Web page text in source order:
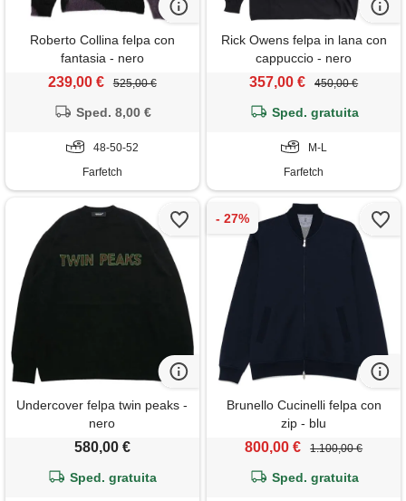
Roberto Collina felpa con
fantasia - nero
239,00 € 525,00 €
Sped. 8,00 €
48-50-52
Farfetch
Rick Owens felpa in lana con
cappuccio - nero
357,00 € 450,00 €
Sped. gratuita
M-L
Farfetch
Undercover felpa twin peaks -
nero
580,00 €
Sped. gratuita
Brunello Cucinelli felpa con
zip - blu
800,00 € 1.100,00 €
Sped. gratuita